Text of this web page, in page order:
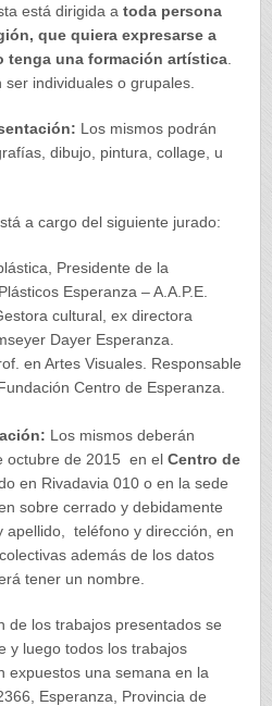
está dirigida atoda persona
que quiera expresarse a
tenga una formación artística
individuales o grupales.
Los mismos podrán
dibujo, pintura, collage, u
a cargo del siguiente jurado:
Presidente de la
Esperanza – A.A.P.E.
cultural, ex directora
Dayer Esperanza.
en Artes Visuales. Responsable
Centro de Esperanza.
Los mismos deberán
octubre de 2015 en elCentro de
en Rivadavia 010 o en la sede
sobre cerrado y debidamente
apellido, teléfono y dirección, en
además de los datos
tener un nombre.
de los trabajos presentados se
y luego todos los trabajos
expuestos una semana en la
Esperanza, Provincia de